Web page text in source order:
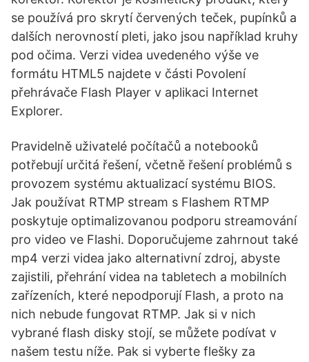
se používá pro skrytí červených teček, pupínků a
dalších nerovností pleti, jako jsou například kruhy
pod očima. Verzi videa uvedeného výše ve
formátu HTML5 najdete v části Povolení
přehrávače Flash Player v aplikaci Internet
Explorer.
Pravidelně uživatelé počítačů a notebooků
potřebují určitá řešení, včetně řešení problémů s
provozem systému aktualizací systému BIOS.
Jak používat RTMP stream s Flashem RTMP
poskytuje optimalizovanou podporu streamování
pro video ve Flashi. Doporučujeme zahrnout také
mp4 verzi videa jako alternativní zdroj, abyste
zajistili, přehrání videa na tabletech a mobilních
zařízeních, které nepodporují Flash, a proto na
nich nebude fungovat RTMP. Jak si v nich
vybrané flash disky stojí, se můžete podívat v
našem testu níže. Pak si vyberte flešky za